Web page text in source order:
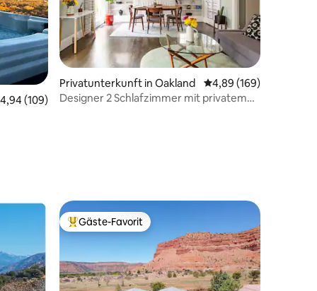
Bewertung: 4,94 von 5, 109 Bewertungen
4,94 (109)
Privatunterkunft in Oakland Durchschnittliche
4,89 (169)
Designer 2 Schlafzimmer mit privatem
Beliebter Gäste-Favorit.
Gäste-Favorit